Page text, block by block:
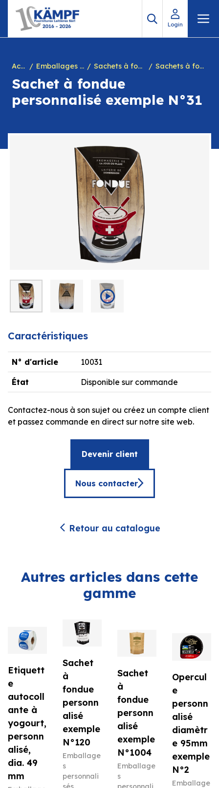
contenu
Login
Accueil Emballages personnalisés Sachets à fondue personnalisés Sachets à fondue personnalisé fromagerie, commerce
Sachet à fondue
personnalisé exemple N°31
Caractéristiques
N° d'article 10031
État Disponible sur commande
Contactez-nous à son sujet ou créez un compte client
et passez commande en direct sur notre site web.
Devenir client
Nous contacter
Retour au catalogue
Autres articles dans cette
gamme
Etiquett
e
autocoll
ante à
yogourt,
personn
alisé,
dia. 49
mm
Sachet
à
fondue
personn
alisé
exemple
N°120
Emballage
s
personnali
Sachet
à
fondue
personn
alisé
exemple
N°1004
Emballage
s
Opercul
e
personn
alisé
diamètr
e 95mm
exemple
N°2
Emballage